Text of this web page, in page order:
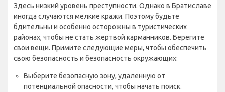
Здесь низкий уровень преступности. Однако в Братиславе
иногда случаются мелкие кражи. Поэтому будьте
бдительны и особенно осторожны в туристических
районах, чтобы не стать жертвой карманников. Берегите
свои вещи. Примите следующие меры, чтобы обеспечить
свою безопасность и безопасность окружающих:
Выберите безопасную зону, удаленную от
потенциальной опасности, чтобы начать поиск.